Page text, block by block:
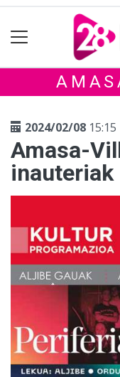
2024/02/08 15:15
Amasa-
inauteriak